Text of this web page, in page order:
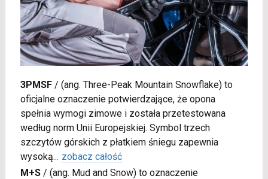
3PMSF/ (ang. Three-Peak Mountain Snowflake) to
oficjalne oznaczenie potwierdzające, że opona
spełnia wymogi zimowe i została przetestowana
według norm Unii Europejskiej. Symbol trzech
szczytów górskich z płatkiem śniegu zapewnia
wysoką... zobacz całość
M+S/ (ang. Mud and Snow) to oznaczenie